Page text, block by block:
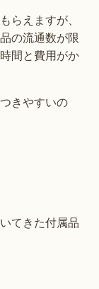
らえますが、
の流通数が限
間と費用がか
きやすいの
てきた付属品